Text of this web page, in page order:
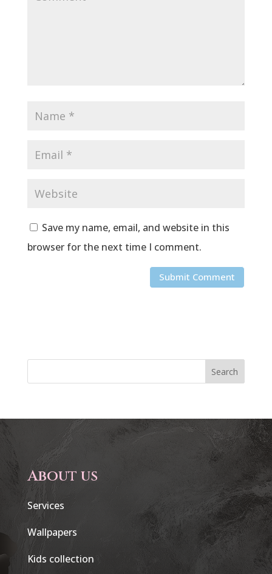
Save my name, email, and website in this
browser for the next time I comment.
Search
About us
Services
Wallpapers
Kids collection